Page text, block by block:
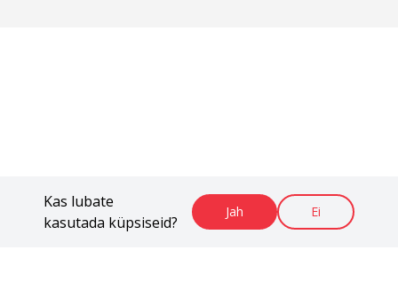
Kas lubate
kasutada küpsiseid?
Jah Ei